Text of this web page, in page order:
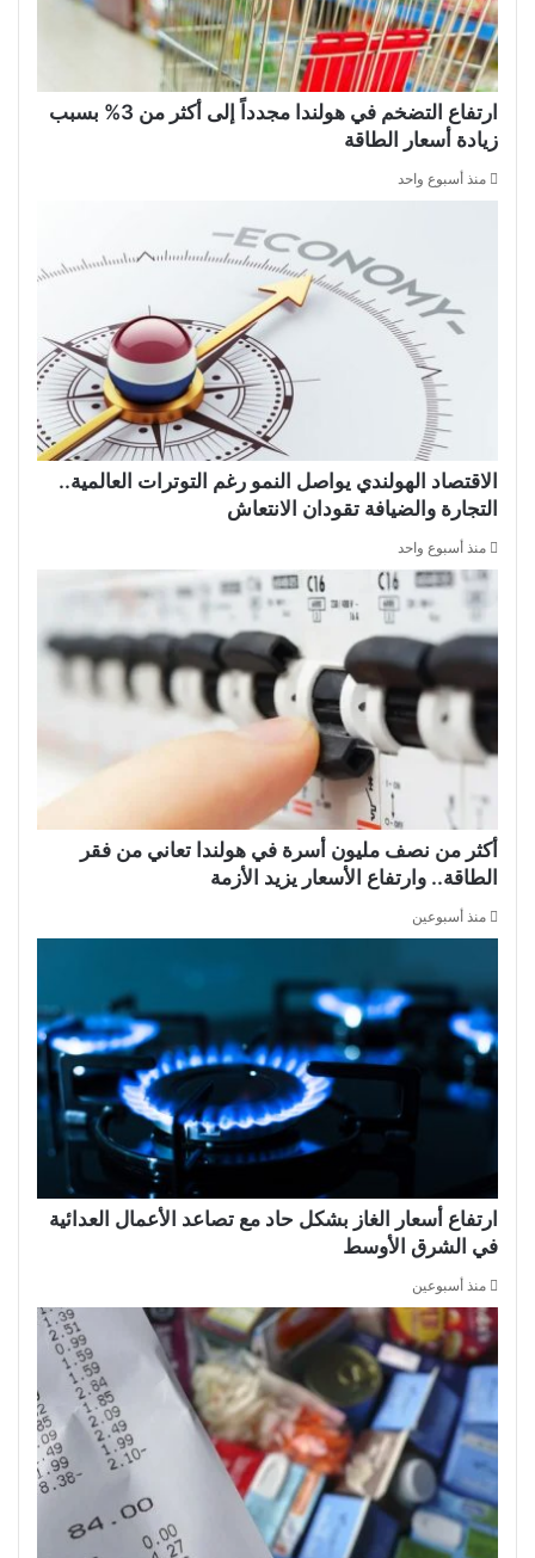
ارتفاع التضخم في هولندا مجدداً إلى أكثر من 3% بسبب
زيادة أسعار الطاقة
منذ أسبوع واحد
الاقتصاد الهولندي يواصل النمو رغم التوترات العالمية..
التجارة والضيافة تقودان الانتعاش
منذ أسبوع واحد
أكثر من نصف مليون أسرة في هولندا تعاني من فقر
الطاقة.. وارتفاع الأسعار يزيد الأزمة
منذ أسبوعين
ارتفاع أسعار الغاز بشكل حاد مع تصاعد الأعمال العدائية
في الشرق الأوسط
منذ أسبوعين